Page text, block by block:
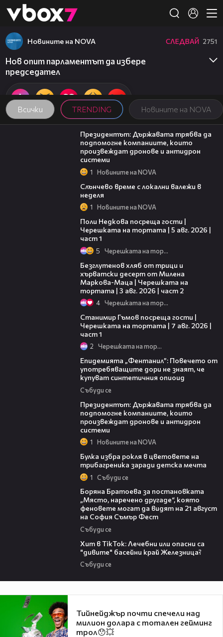
👾
Всички TRENDING Новините на NOVA
Новините на NOVA СЛЕДВАЙ 2751
Нов опит парламентът да избере
председател
07:12
Президентът: Държавата трябва да
подпомогне компаниите, които
произвеждат дронове и антидрон
системи
1 Новините на NOVA
Слънчево време с локални валежи в
неделя
1 Новините на NOVA
Поли Недкова посреща гости |
Черешката на тортата | 5 авг. 2026 |
част 1
5 Черешката на тортата
Безглутенов хляб от трици и
хърватски десерт от Милена
Маркова-Маца | Черешката на
тортата | 3 авг. 2026 | част 2
4 Черешката на тортата
Станимир Гъмов посреща гости |
Черешката на тортата | 7 авг. 2026 |
част 1
2 Черешката на тортата
Епидемията „Фентанил”: Повечето от
употребяващите дори не знаят, че
купуват синтетичния опиоид
Събуди се
Президентът: Държавата трябва да
подпомогне компаниите, които
произвеждат дронове и антидрон
системи
1 Новините на NOVA
Булка избра рокля в цветовете на
трибагреника заради детска мечта
1 Събуди се
Боряна Братоева за постановката
„Място, наречено другаде“, която
феновете могат да видят на 21 август
на София Съмър Фест
Събуди се
Хит в TikTok: Лечебни или опасни са
"дивите" басейни край Железница?
Събуди се
Тийнейджър почти спечели над
милион долара с тотален гейминг
трол😯💥